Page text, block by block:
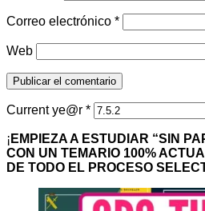
Correo electrónico *
Web
Current ye@r *
¡ EMPIEZA A ESTUDIAR “SIN
CON UN TEMARIO 100%
DE TODO EL PROCESO